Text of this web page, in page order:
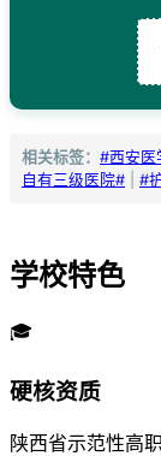
相关标签： #西安医
自有三级医院#
#
学校特色
🎓
硬核资质
陕西省示范性高